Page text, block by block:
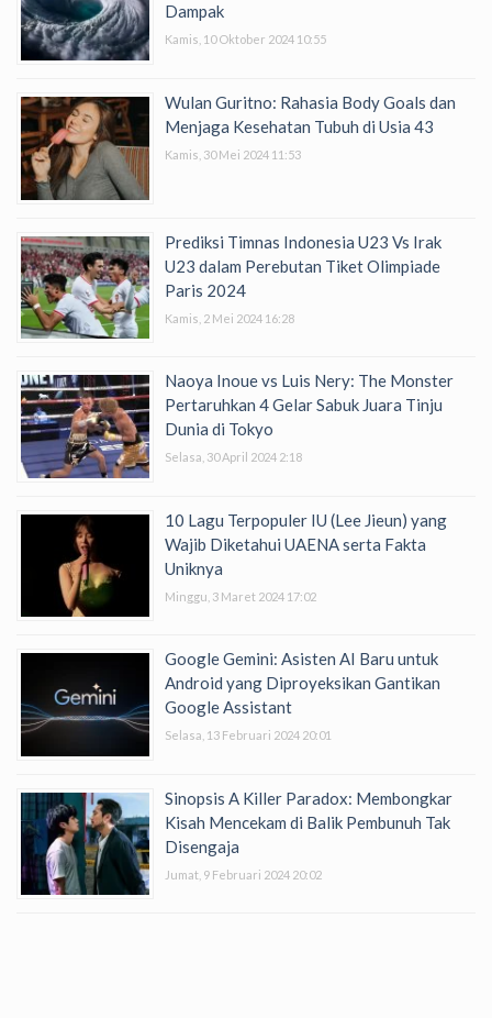
Dampak
Kamis, 10 Oktober 2024 10:55
Wulan Guritno: Rahasia Body Goals dan
Menjaga Kesehatan Tubuh di Usia 43
Kamis, 30 Mei 2024 11:53
Prediksi Timnas Indonesia U23 Vs Irak
U23 dalam Perebutan Tiket Olimpiade
Paris 2024
Kamis, 2 Mei 2024 16:28
Naoya Inoue vs Luis Nery: The Monster
Pertaruhkan 4 Gelar Sabuk Juara Tinju
Dunia di Tokyo
Selasa, 30 April 2024 2:18
10 Lagu Terpopuler IU (Lee Jieun) yang
Wajib Diketahui UAENA serta Fakta
Uniknya
Minggu, 3 Maret 2024 17:02
Google Gemini: Asisten AI Baru untuk
Android yang Diproyeksikan Gantikan
Google Assistant
Selasa, 13 Februari 2024 20:01
Sinopsis A Killer Paradox: Membongkar
Kisah Mencekam di Balik Pembunuh Tak
Disengaja
Jumat, 9 Februari 2024 20:02